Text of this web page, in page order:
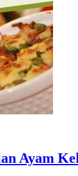
Ayam